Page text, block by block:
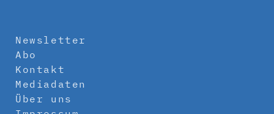
Newsletter
Abo
Kontakt
Mediadaten
Über uns